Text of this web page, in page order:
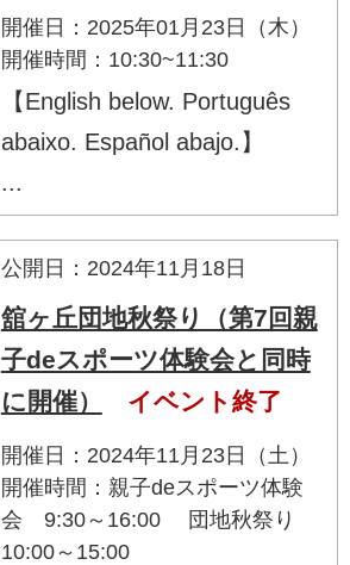
開催日：2025年01月23日（木）
開催時間：10:30~11:30
【English below. Português
abaixo. Español abajo.】
...
公開日：2024年11月18日
舘ヶ丘団地秋祭り（第7回親
子deスポーツ体験会と同時
に開催）
イベント終了
開催日：2024年11月23日（土）
開催時間：親子deスポーツ体験
会 9:30～16:00 団地秋祭り
10:00～15:00